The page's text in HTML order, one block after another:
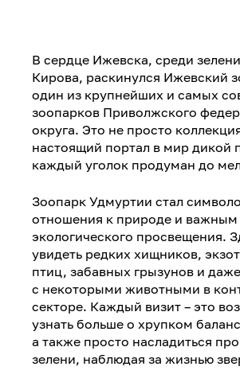
В сердце Ижевска, среди
Кирова, раскинулся Ижевский
один из крупнейших и самых
зоопарков Приволжского
округа. Это не просто
настоящий портал в мир дикой
каждый уголок продуман до
Зоопарк Удмуртии стал
отношения к природе и важным
экологического просвещения.
увидеть редких хищников,
птиц, забавных грызунов и
с некоторыми животными в
секторе. Каждый визит – это
узнать больше о хрупком
а также просто насладиться
зелени, наблюдая за жизнью